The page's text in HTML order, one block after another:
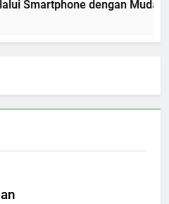
Smartphone dengan Mudah,